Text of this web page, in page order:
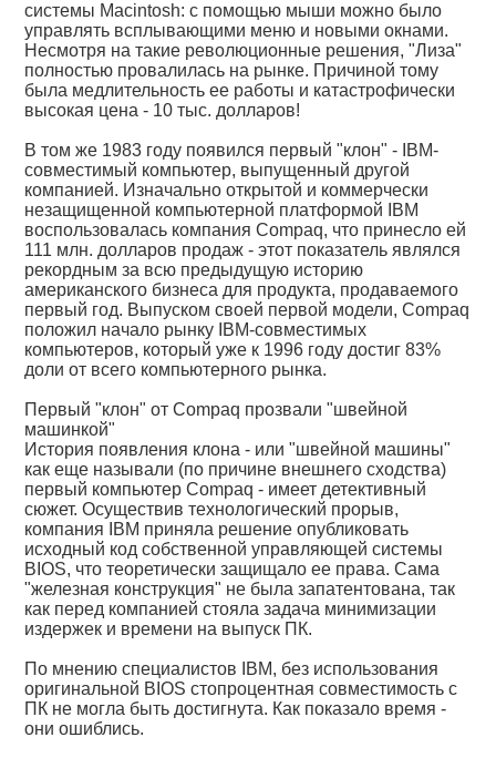
системы Macintosh: с помощью мыши можно было
управлять всплывающими меню и новыми окнами.
Несмотря на такие революционные решения, "Лиза"
полностью провалилась на рынке. Причиной тому
была медлительность ее работы и катастрофически
высокая цена - 10 тыс. долларов!
В том же 1983 году появился первый "клон" - IBM-
совместимый компьютер, выпущенный другой
компанией. Изначально открытой и коммерчески
незащищенной компьютерной платформой IBM
воспользовалась компания Compaq, что принесло ей
111 млн. долларов продаж - этот показатель являлся
рекордным за всю предыдущую историю
американского бизнеса для продукта, продаваемого
первый год. Выпуском своей первой модели, Compaq
положил начало рынку IBM-совместимых
компьютеров, который уже к 1996 году достиг 83%
доли от всего компьютерного рынка.
Первый "клон" от Compaq прозвали "швейной
машинкой"
История появления клона - или "швейной машины"
как еще называли (по причине внешнего сходства)
первый компьютер Compaq - имеет детективный
сюжет. Осуществив технологический прорыв,
компания IBM приняла решение опубликовать
исходный код собственной управляющей системы
BIOS, что теоретически защищало ее права. Сама
"железная конструкция" не была запатентована, так
как перед компанией стояла задача минимизации
издержек и времени на выпуск ПК.
По мнению специалистов IBM, без использования
оригинальной BIOS стопроцентная совместимость с
ПК не могла быть достигнута. Как показало время -
они ошиблись.